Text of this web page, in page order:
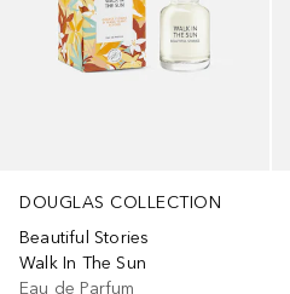
DOUGLAS COLLECTION
Beautiful Stories
Walk In The Sun
Eau de Parfum